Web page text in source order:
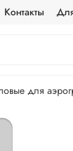
Контакты
для